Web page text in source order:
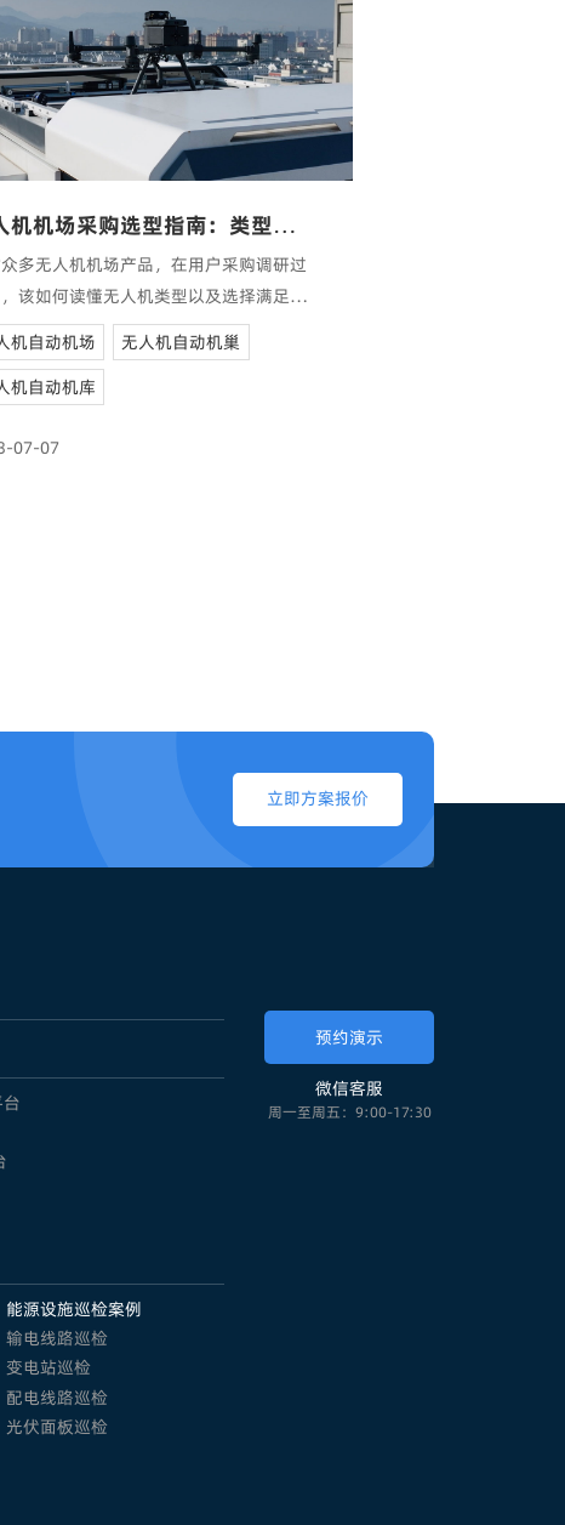
无人机机场采购选型指南：类型、尺寸和重量参数攻略
多无人机机场产品，在用户采购调研过
该如何读懂无人机类型以及选择满足实
业需求的无人机机场呢？
机自动机场
无人机自动机巢
机自动机库
07-07
立即方案报价
能源设施巡检案例
输电线路巡检
变电站巡检
配电线路巡检
光伏面板巡检
预约演示
微信客服
周一至周五：9:00-17:30